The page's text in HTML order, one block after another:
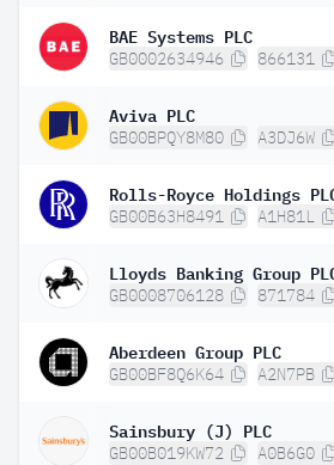
BAE Systems PLC
GB0002634946 866131
Aviva PLC
GB00BPQY8M80 A3DJ6W
Rolls-Royce Holdings
GB00B63H8491 A1H81L
Lloyds Banking Group
GB0008706128 871784
Aberdeen Group PLC
GB00BF8Q6K64 A2N7PB
Sainsbury (J) PLC
GB00B019KW72 A0B6G0